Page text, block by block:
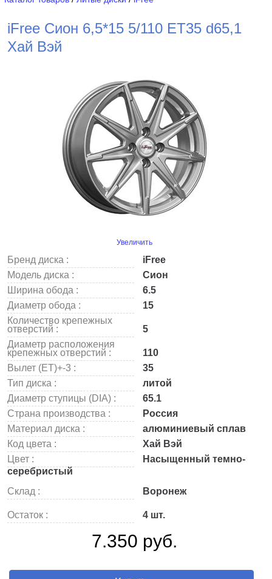
iFree Сион 6,5*15 5/110 ET35 d65,1
Хай Вэй
Увеличить
Бренд диска :
iFree
Модель диска :
Сион
Ширина обода :
6.5
Диаметр обода :
15
Количество крепежных
отверстий :
5
Диаметр расположения
крепежных отверстий :
110
Вылет (ET)+-3 :
35
Тип диска :
литой
Диаметр ступицы (DIA) :
65.1
Страна производства :
Россия
Материал диска :
алюминиевый сплав
Код цвета :
Хай Вэй
Цвет :
Насыщенный темно-
серебристый
Склад :
Воронеж
Остаток : 4 шт.
7.350 руб.